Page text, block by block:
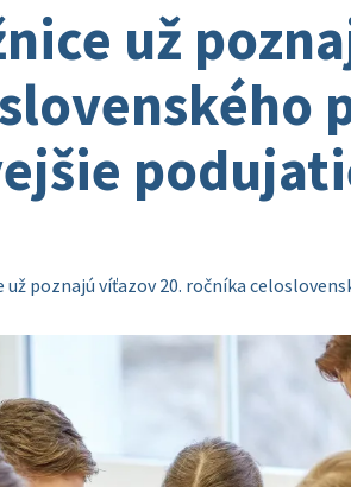
už
už poznajú víťazov 20. ročníka